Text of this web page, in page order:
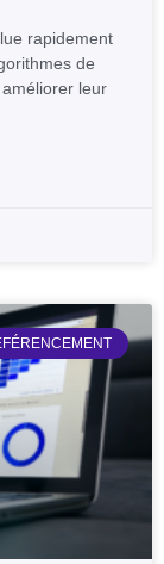
rapidement
de
leur